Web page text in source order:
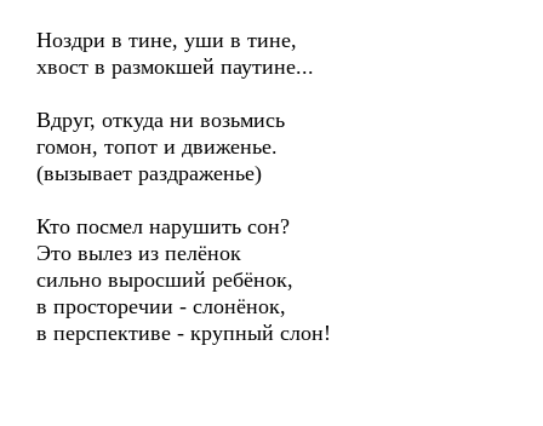
Ноздри в тине, уши в тине,
хвост в размокшей паутине...
Вдруг, откуда ни возьмись
гомон, топот и движенье.
(вызывает раздраженье)
Кто посмел нарушить сон?
Это вылез из пелёнок
сильно выросший ребёнок,
в просторечии - слонёнок,
в перспективе - крупный слон!